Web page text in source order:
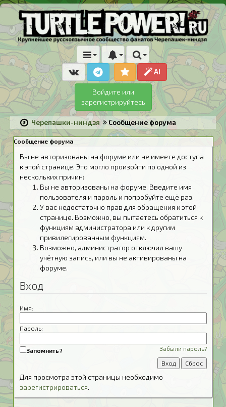
AI
Войдите или
зарегистрируйтесь
Черепашки-ниндзя Сообщение форума
Сообщение форума
Вы не авторизованы на форуме или не имеете доступа
к этой странице. Это могло произойти по одной из
нескольких причин:
Вы не авторизованы на форуме. Введите имя
пользователя и пароль и попробуйте ещё раз.
У вас недостаточно прав для обращения к этой
странице. Возможно, вы пытаетесь обратиться к
функциям администратора или к другим
привилегированным функциям.
Возможно, администратор отключил вашу
учётную запись, или вы не активированы на
форуме.
Вход
Имя:
Пароль:
Забыли пароль?
Запомнить?
Для просмотра этой страницы необходимо
зарегистрироваться.